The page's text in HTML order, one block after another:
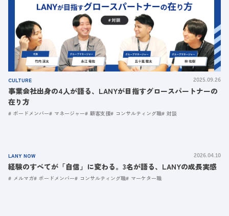
CULTURE 2025.09.26
事業会社出身の4人が語る、LANYが目指すグロースパートナーの
在り方
ボードメンバー マネージャー 顧客支援 コンサルティング職 対談
LANY NOW 2026.04.10
経験のすべてが「自信」に変わる。3名が語る、LANYの成長実感
メルマガ ボードメンバー コンサルティング職 マーケター職